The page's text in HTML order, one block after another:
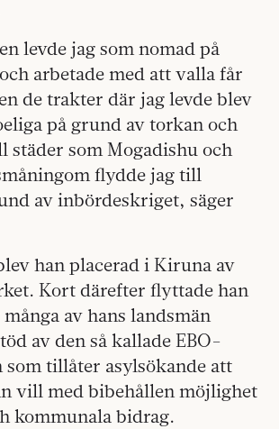
levde jag som nomad på
arbetade med att valla får
de trakter där jag levde blev
på grund av torkan och
städer som Mogadishu och
flydde jag till
av inbördeskriget, säger
han placerad i Kiruna av
Kort därefter flyttade han
av hans landsmän
av den så kallade EBO-
tillåter asylsökande att
vill med bibehållen möjlighet
kommunala bidrag.